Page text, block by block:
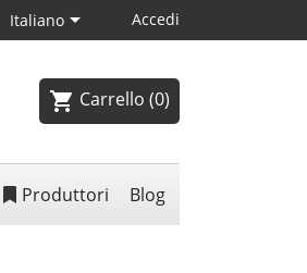
Italiano Accedi
shopping_cart Carrello (0)
Produttori Blog